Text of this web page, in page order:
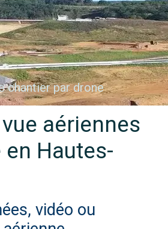
chantier par drone
aériennes
Hautes-
vidéo ou